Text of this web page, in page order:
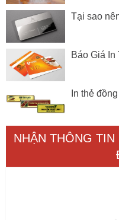
Tại sao
Báo Giá
In thẻ
NHẬN THÔNG